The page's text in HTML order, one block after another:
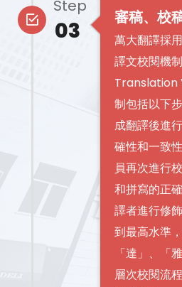
審稿、校
萬大翻譯採
譯文校閱機
Translation
制包括以下
成翻譯後進
確性和一致
員再次進行
和拼寫的正
譯者進行修
到最高水準
「達」、「
層次校閱流
Step
03